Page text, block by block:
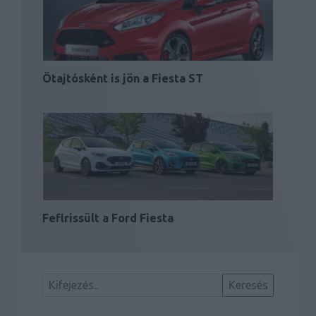
Ötajtósként is jön a Fiesta ST
Feflrissült a Ford Fiesta